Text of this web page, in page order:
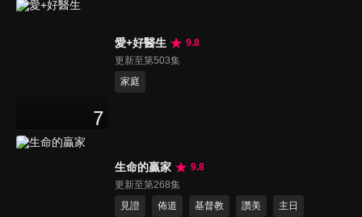
7
愛+好醫生
9.8
更新至第503集
家庭
生命的贏家
9.8
更新至第268集
見證
佈道 基督教 讚美 主日